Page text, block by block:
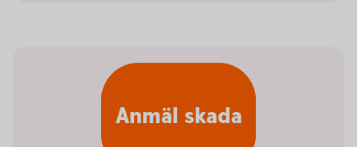
Anmäl skada